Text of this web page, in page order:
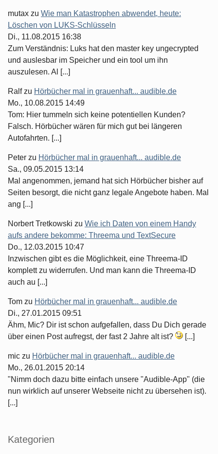
mutax zu Wie man Katastrophen abwendet, heute:
Löschen von LUKS-Schlüsseln
Di., 11.08.2015 16:38
Zum Verständnis: Luks hat den master key ungecrypted
und auslesbar im Speicher und ein tool um ihn
auszulesen. Al [...]
Ralfzu Hörbücher mal in grauenhaft... audible.de
Mo., 10.08.2015 14:49
Tom: Hier tummeln sich keine potentiellen Kunden?
Falsch. Hörbücher wären für mich gut bei längeren
Autofahrten. [...]
Peter zu Hörbücher mal in grauenhaft... audible.de
Sa., 09.05.2015 13:14
Mal angenommen, jemand hat sich Hörbücher bisher auf
Seiten besorgt, die nicht ganz legale Angebote haben. Mal
ang [...]
Norbert Tretkowski zu Wie ich Daten von einem Handy
aufs andere bekomme: Threema und TextSecure
Do., 12.03.2015 10:47
Inzwischen gibt es die Möglichkeit, eine Threema-ID
komplett zu widerrufen. Und man kann die Threema-ID
auch au [...]
Tom zu Hörbücher mal in grauenhaft... audible.de
Di., 27.01.2015 09:51
Ähm, Mic? Dir ist schon aufgefallen, dass Du Dich gerade
über einen Post aufregst, der fast 2 Jahre alt ist?
[...]
mic zu Hörbücher mal in grauenhaft... audible.de
Mo., 26.01.2015 20:14
"Nimm doch dazu bitte einfach unsere "Audible-App" (die
nun wirklich auf unserer Webseite nicht zu übersehen ist).
[...]
Kategorien